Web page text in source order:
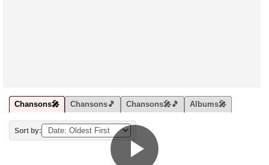
Chansons🎤 Chansons🎵 Chansons🎤🎵 Albums🎤
Sort by: